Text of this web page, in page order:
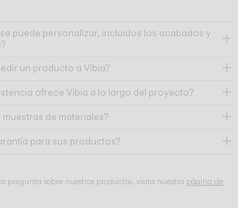
puede personalizar, incluidos los acabados y
un producto a Vibia?
ofrece Vibia a lo largo del proyecto?
de materiales?
para sus productos?
pregunta sobre nuestros productos, visita nuestra página de